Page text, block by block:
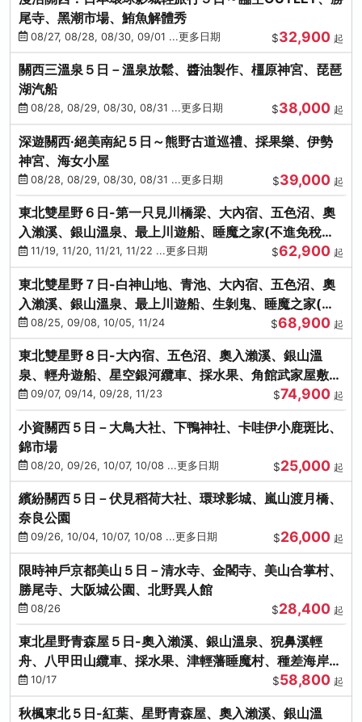
尾寺、黑潮市場、鮪魚解體秀
08/27, 08/28, 08/30, 09/01 ...更多日期 $32,900 起
關西三溫泉５日－溫泉放鬆、醬油製作、橿原神宮、琵琶
湖汽船
08/28, 08/29, 08/30, 08/31 ...更多日期 $38,000 起
深遊關西·絕美南紀５日～熊野古道巡禮、採果樂、伊勢
神宮、海女小屋
08/28, 08/29, 08/30, 08/31 ...更多日期 $39,000 起
東北雙星野６日-第一只見川橋梁、大內宿、五色沼、奧
入瀨溪、銀山溫泉、最上川遊船、睡魔之家(不進免稅店)
(仙/青)
11/19, 11/20, 11/21, 11/22 ...更多日期 $62,900 起
東北雙星野７日-白神山地、青池、大內宿、五色沼、奧
入瀨溪、銀山溫泉、最上川遊船、生剝鬼、睡魔之家(不
進免稅店)(仙/青)
08/25, 09/08, 10/05, 11/24 $68,900 起
東北雙星野８日-大內宿、五色沼、奧入瀨溪、銀山溫
泉、輕舟遊船、星空銀河纜車、採水果、角館武家屋敷
(不進免稅店)(仙/青)
09/07, 09/14, 09/28, 11/23 $74,900 起
小資關西５日－大鳥大社、下鴨神社、卡哇伊小鹿斑比、
錦市場
08/20, 09/26, 10/07, 10/08 ...更多日期 $25,000 起
繽紛關西５日－伏見稻荷大社、環球影城、嵐山渡月橋、
奈良公園
09/26, 10/04, 10/07, 10/08 ...更多日期 $26,000 起
限時神戶京都美山５日－清水寺、金閣寺、美山合掌村、
勝尾寺、大阪城公園、北野異人館
08/26 $28,400 起
東北星野青森屋５日-奧入瀨溪、銀山溫泉、猊鼻溪輕
舟、八甲田山纜車、採水果、津輕藩睡魔村、種差海岸
(不進免稅店)
10/17 $58,800 起
秋楓東北５日-紅葉、星野青森屋、奧入瀨溪、銀山溫